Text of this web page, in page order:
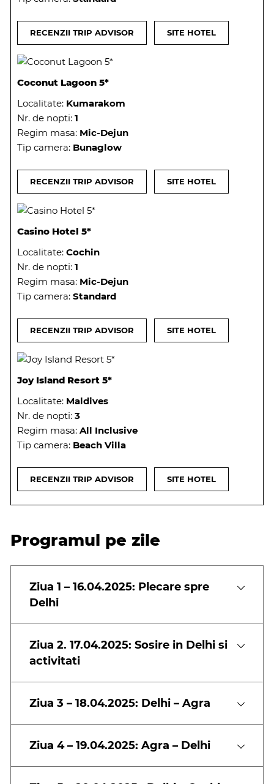
RECENZII TRIP ADVISOR SITE HOTEL
Coconut Lagoon 5*
Localitate: Kumarakom
Nr. de nopti: 1
Regim masa: Mic-Dejun
Tip camera: Bunaglow
RECENZII TRIP ADVISOR SITE HOTEL
Casino Hotel 5*
Localitate: Cochin
Nr. de nopti: 1
Regim masa: Mic-Dejun
Tip camera: Standard
RECENZII TRIP ADVISOR SITE HOTEL
Joy Island Resort 5*
Localitate: Maldives
Nr. de nopti: 3
Regim masa: All Inclusive
Tip camera: Beach Villa
RECENZII TRIP ADVISOR SITE HOTEL
Programul pe zile
Ziua 1 – 16.04.2025: Plecare spre
Delhi
Ziua 2. 17.04.2025: Sosire in Delhi si
activitati
Ziua 3 – 18.04.2025: Delhi – Agra
Ziua 4 – 19.04.2025: Agra – Delhi